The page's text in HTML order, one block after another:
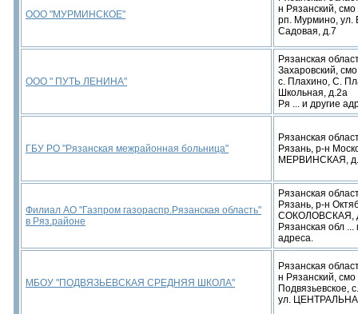
ООО "МУРМИНСКОЕ"
н Рязанский,
рп. Мурмино, ул.
Садовая, д.7
ООО " ПУТЬ ЛЕНИНА"
Рязанская
Захаровский,
с. Плахино, С.
Школьная, д.2а
Ря ... и другие
ГБУ РО "Рязанская межрайонная больница"
Рязанская
Рязань, р-н
МЕРВИНСКАЯ,
Филиал АО "Газпром газораспр.Рязанская область"
в Ряз.районе
Рязанская
Рязань, р-н
СОКОЛОВСКАЯ,
Рязанская обл ...
адреса.
МБОУ "ПОДВЯЗЬЕВСКАЯ СРЕДНЯЯ ШКОЛА"
Рязанская
н Рязанский, смо
Подвязьевское,
ул.